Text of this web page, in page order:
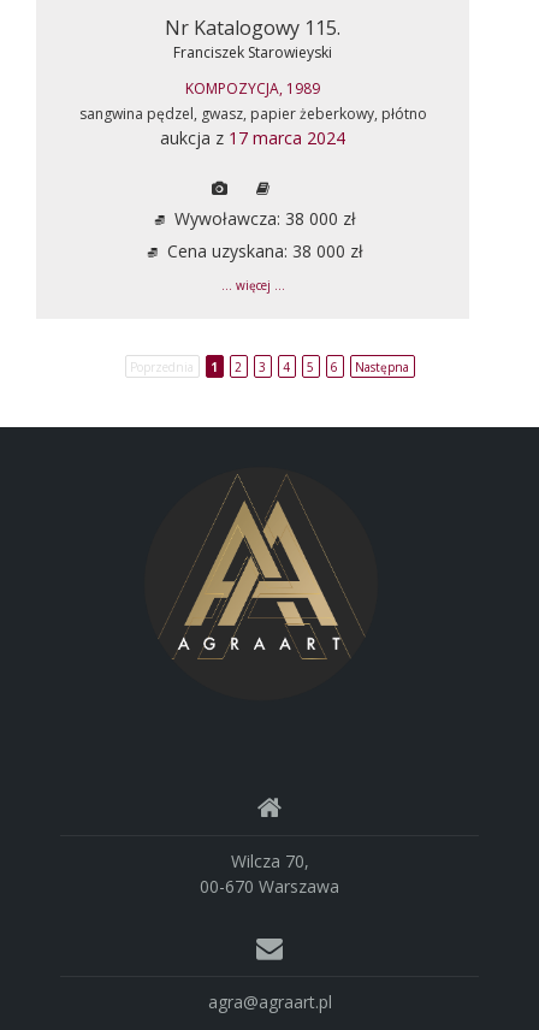
Nr Katalogowy 115.
Franciszek Starowieyski
KOMPOZYCJA, 1989
sangwina pędzel, gwasz, papier żeberkowy, płótno
aukcja z 17 marca 2024
Wywoławcza: 38 000 zł
Cena uzyskana: 38 000 zł
... więcej ...
Poprzednia 1 2 3 4 5 6 Następna
Wilcza 70,
00-670 Warszawa
agra@agraart.pl